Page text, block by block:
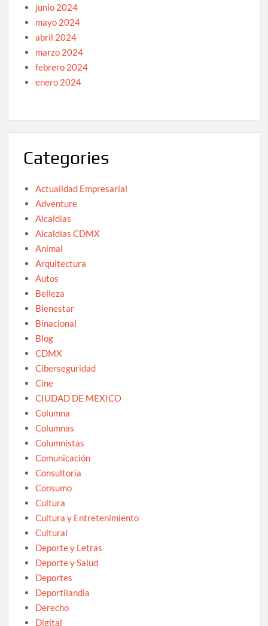
junio 2024
mayo 2024
abril 2024
marzo 2024
febrero 2024
enero 2024
Categories
Actualidad Empresarial
Adventure
Alcaldías
Alcaldías CDMX
Animal
Arquitectura
Autos
Belleza
Bienestar
Binacional
Blog
CDMX
Ciberseguridad
Cine
CIUDAD DE MEXICO
Columna
Columnas
Columnistas
Comunicación
Consultoría
Consumo
Cultura
Cultura y Entretenimiento
Cultural
Deporte y Letras
Deporte y Salud
Deportes
Deportilandia
Derecho
Digital